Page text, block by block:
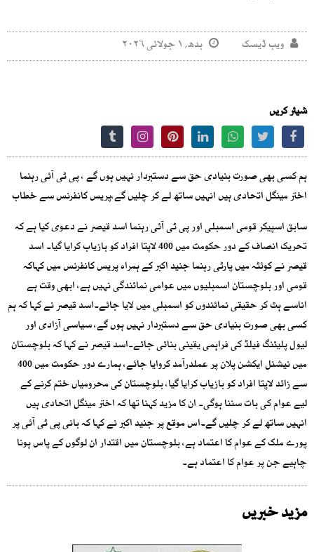
ویب ڈیسک بدھ, ۱ جولائی ۲۰۲۶
شیئر کریں
ہم کسی بھی صورت بنیادی حق سے دستبردار نہیں ہوں گے ، پی ٹی آئی رہنما
اختر مینگل اتحادی ہیں انہیں ساتھ لے کر چلیں گے،پریس کانفرنس سے خطاب
سابق اسپیکر قومی اسمبلی اور پی ٹی آئی رہنما اسد قیصر نے دعوی کیا ہے کہ
تحریک انصاف کے دور حکومت میں 400 لاپتا افراد کو بازیاب کرایا گیا۔ اسد
قیصر نے کوئٹہ میں پارٹی رہنما جنید اکبر کے ہمراہ پریس کانفرنس میں کہاکہ
قومی اور بلوچستان اسمبلیوں میں عوامی نمائندگی نہیں ہے، ابھی وقت ہے
اناسے ہٹ کر حقیقی نمائندوں کو اسمبلی میں لایا جائے۔اسد قیصر نے کہا کہ ہم
کسی بھی صورت بنیادی حق سے دستبردار نہیں ہوں گے، سیاسی آزادی اور
لیول پلیئنگ فیلڈ کی فراہمی یقینی بنائی جائے۔اسد قیصر نے کہا کہ بلوچستان
میں نیشنل ایکشن پلان پر عملدرآمد کروایا جائے، ہمارے دور حکومت میں 400
سے زائد لاپتا افراد کو بازیاب کرایا گیا، بلوچستان کی محرومیاں ختم کرنے کے
لیے عوام کی بات سننا ہوگی۔ ان کا مزید کہنا تھا کہ اختر مینگل اتحادی ہیں
انہیں ساتھ لے کر چلیں گے۔اس موقع پر جنید اکبر نے کہا کہ بانی پی ٹی آئی پر
پورے ملک کے عوام کا اعتماد ہے، بلوچستان میں اقتدار ان لوگوں کے پاس ہونا
چاہیے جن پر عوام کا اعتماد ہے۔
مزید خبریں